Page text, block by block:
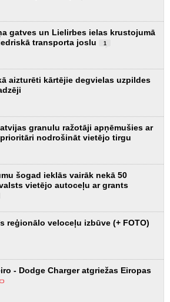
gatves un Lielirbes ielas krustojumā
transporta joslu
1
aizturēti kārtējie degvielas uzpildes
granulu ražotāji apņēmušies ar
nodrošināt vietējo tirgu
šogad ieklās vairāk nekā 50
vietējo autoceļu ar grants
reģionālo veloceļu izbūve (+ FOTO)
- Dodge Charger atgriežas Eiropas